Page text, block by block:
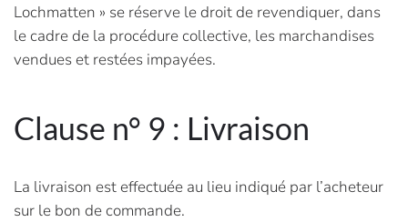
Lochmatten » se réserve le droit de revendiquer, dans
le cadre de la procédure collective, les marchandises
vendues et restées impayées.
Clause n° 9 : Livraison
La livraison est effectuée au lieu indiqué par l’acheteur
sur le bon de commande.